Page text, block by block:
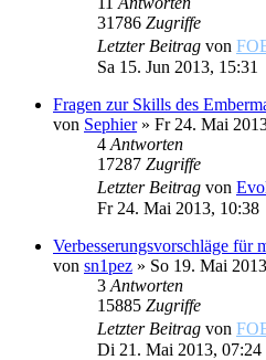
31786 Zugriffe
Letzter Beitrag von
Sa 15. Jun 2013, 15:31
Fragen zur Skills des
von Sephier» Fr 24. Mai
4 Antworten
17287 Zugriffe
Letzter Beitrag von
Fr 24. Mai 2013, 10:38
Verbesserungsvorschläge für
von sn1pez » So 19. Mai
3 Antworten
15885 Zugriffe
Letzter Beitrag von
Di 21. Mai 2013, 07:24